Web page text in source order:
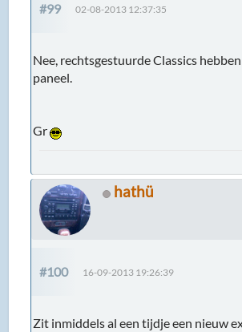
#99 02-08-2013 12:37:35
Nee, rechtsgestuurde Classics
paneel.
Gr
hathü
#100 16-09-2013 19:26:39
Zit inmiddels al een tijdje een nieuw